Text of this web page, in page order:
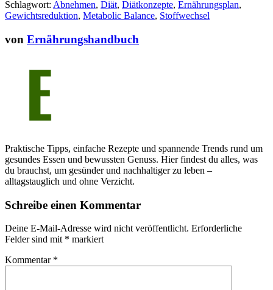
Schlagwort: Abnehmen, Diät, Diätkonzepte, Ernährungsplan,
Gewichtsreduktion, Metabolic Balance, Stoffwechsel
von Ernährungshandbuch
Praktische Tipps, einfache Rezepte und spannende Trends rund um
gesundes Essen und bewussten Genuss. Hier findest du alles, was
du brauchst, um gesünder und nachhaltiger zu leben –
alltagstauglich und ohne Verzicht.
Schreibe einen Kommentar
Deine E-Mail-Adresse wird nicht veröffentlicht. Erforderliche
Felder sind mit * markiert
Kommentar *